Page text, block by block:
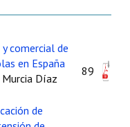
comercial de
en España
Murcia Díaz
89
de